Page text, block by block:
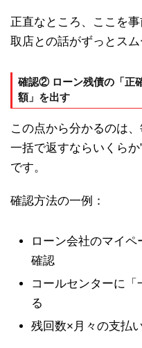
正直なところ、ここを
取店との話がずっとスム
確認② ローン残債の「正
額」を出す
この点から分かるのは
一括で返すならいくら
です。
確認方法の一例：
ローン会社のマイ
確認
コールセンターに
る
残回数×月々の支払